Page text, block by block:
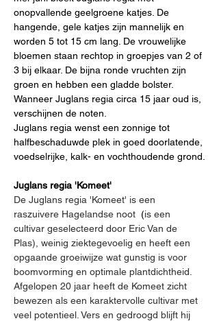
onopvallende geelgroene katjes. De
hangende, gele katjes zijn mannelijk en
worden 5 tot 15 cm lang. De vrouwelijke
bloemen staan rechtop in groepjes van 2 of
3 bij elkaar. De bijna ronde vruchten zijn
groen en hebben een gladde bolster.
Wanneer Juglans regia circa 15 jaar oud is,
verschijnen de noten.
Juglans regia wenst een zonnige tot
halfbeschaduwde plek in goed doorlatende,
voedselrijke, kalk- en vochthoudende grond.
Juglans regia 'Komeet'
De Juglans regia 'Komeet' is een
raszuivere Hagelandse noot (is een
cultivar geselecteerd door Eric Van de
Plas), weinig ziektegevoelig en heeft een
opgaande groeiwijze wat gunstig is voor
boomvorming en optimale plantdichtheid.
Afgelopen 20 jaar heeft de Komeet zicht
bewezen als een karaktervolle cultivar met
veel potentieel. Vers en gedroogd blijft hij